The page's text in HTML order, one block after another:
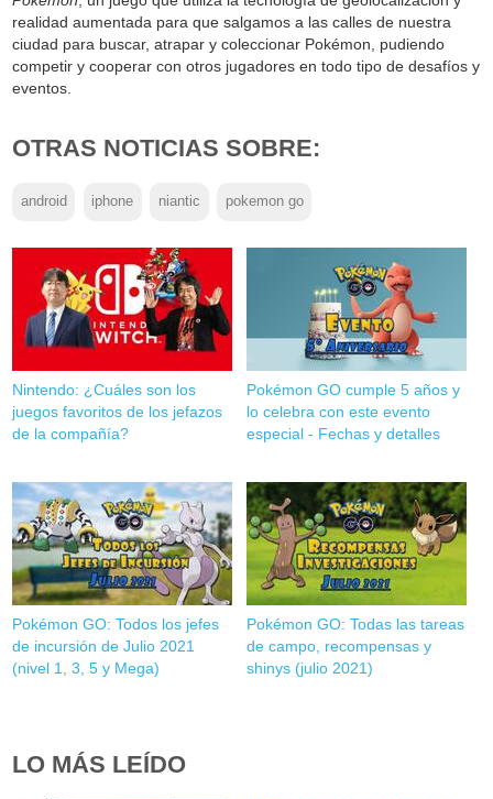
realidad aumentada para que salgamos a las calles de nuestra
ciudad para buscar, atrapar y coleccionar Pokémon, pudiendo
competir y cooperar con otros jugadores en todo tipo de desafíos y
eventos.
OTRAS NOTICIAS SOBRE:
android iphone niantic pokemon go
Nintendo: ¿Cuáles son los
juegos favoritos de los jefazos
de la compañía?
Pokémon GO cumple 5 años y
lo celebra con este evento
especial - Fechas y detalles
Pokémon GO: Todos los jefes
de incursión de Julio 2021
(nivel 1, 3, 5 y Mega)
Pokémon GO: Todas las tareas
de campo, recompensas y
shinys (julio 2021)
LO MÁS LEÍDO